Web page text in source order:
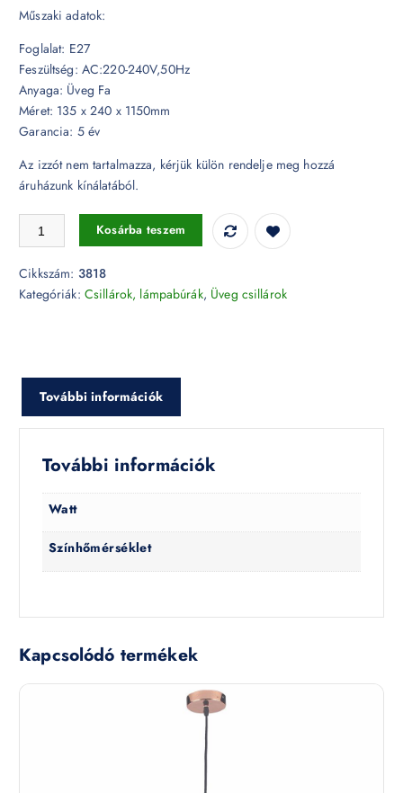
Műszaki adatok:
Foglalat: E27
Feszültség: AC:220-240V,50Hz
Anyaga: Üveg Fa
Méret: 135 x 240 x 1150mm
Garancia: 5 év
Az izzót nem tartalmazza, kérjük külön rendelje meg hozzá
áruházunk kínálatából.
Klasszikus üveg csillár - 3818 mennyiség
Kosárba teszem
Cikkszám: 3818
Kategóriák: Csillárok, lámpabúrák, Üveg csillárok
További információk
További információk
Watt
Színhőmérséklet
Kapcsolódó termékek